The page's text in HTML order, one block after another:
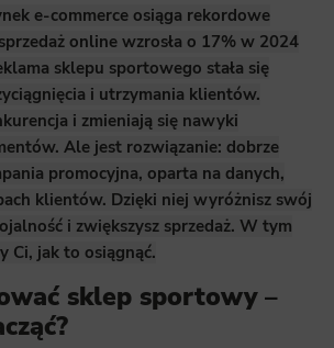
e-commerce osiąga rekordowe
online wzrosła o 17% w 2024
sklepu sportowego stała się
i utrzymania klientów.
i zmieniają się nawyki
Ale jest rozwiązanie: dobrze
promocyjna, oparta na danych,
klientów. Dzięki niej wyróżnisz swój
i zwiększysz sprzedaż. W tym
Ci, jak to osiągnąć.
sklep sportowy –